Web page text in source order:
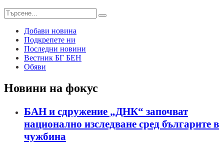
Добави новина
Подкрепете ни
Последни новини
Вестник БГ БЕН
Обяви
Новини на фокус
БАН и сдружение „ДНК“ започват
национално изследване сред българите в
чужбина